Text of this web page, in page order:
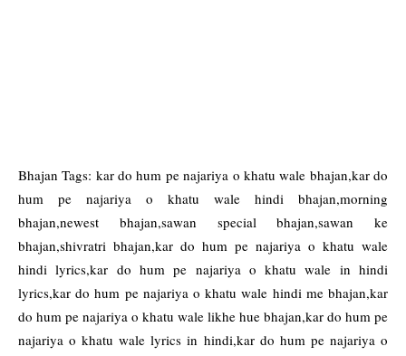
Bhajan Tags: kar do hum pe najariya o khatu wale bhajan,kar do
hum pe najariya o khatu wale hindi bhajan,morning
bhajan,newest bhajan,sawan special bhajan,sawan ke
bhajan,shivratri bhajan,kar do hum pe najariya o khatu wale
hindi lyrics,kar do hum pe najariya o khatu wale in hindi
lyrics,kar do hum pe najariya o khatu wale hindi me bhajan,kar
do hum pe najariya o khatu wale likhe hue bhajan,kar do hum pe
najariya o khatu wale lyrics in hindi,kar do hum pe najariya o